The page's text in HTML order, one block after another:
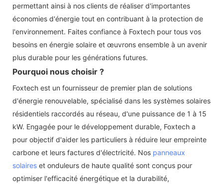
permettant ainsi à nos clients de réaliser d'importantes
économies d'énergie tout en contribuant à la protection de
l'environnement. Faites confiance à Foxtech pour tous vos
besoins en énergie solaire et œuvrons ensemble à un avenir
plus durable pour les générations futures.
Pourquoi nous choisir ?
Foxtech est un fournisseur de premier plan de solutions
d'énergie renouvelable, spécialisé dans les systèmes solaires
résidentiels raccordés au réseau, d'une puissance de 1 à 15
kW. Engagée pour le développement durable, Foxtech a
pour objectif d'aider les particuliers à réduire leur empreinte
carbone et leurs factures d'électricité. Nos panneaux
solaires et onduleurs de haute qualité sont conçus pour
optimiser l'efficacité énergétique et la durabilité,